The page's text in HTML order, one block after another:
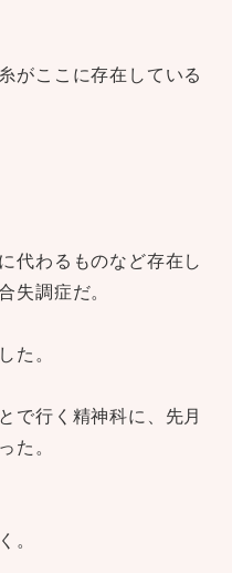
がここに存在している
代わるものなど存在し
失調症だ。
た。
で行く精神科に、先月
た。
。